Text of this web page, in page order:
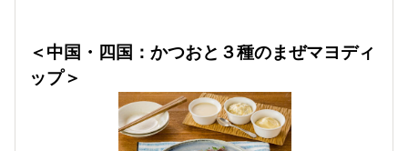
＜中国・四国 ：かつおと３種のまぜマヨディ
ップ＞